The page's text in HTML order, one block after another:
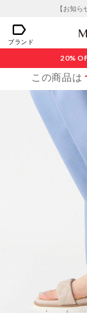
【お知
ブランド
20%
この商品は